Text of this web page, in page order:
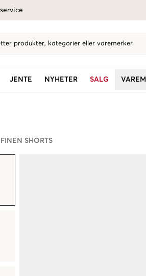
produkter, kategorier eller varemerker
JENTE NYHETER SALG
FINEN SHORTS